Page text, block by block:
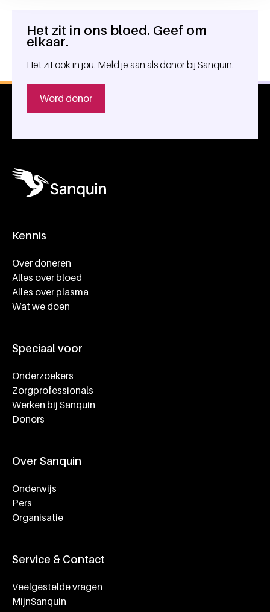
Algemene informatie
Het zit in ons bloed. Geef om
elkaar.
Het zit ook in jou. Meld je aan als donor bij Sanquin.
Word donor
Kennis
Over doneren
Alles over bloed
Alles over plasma
Wat we doen
Speciaal voor
Onderzoekers
Zorgprofessionals
Werken bij Sanquin
Donors
Over Sanquin
Onderwijs
Pers
Organisatie
Service & Contact
Veelgestelde vragen
MijnSanquin